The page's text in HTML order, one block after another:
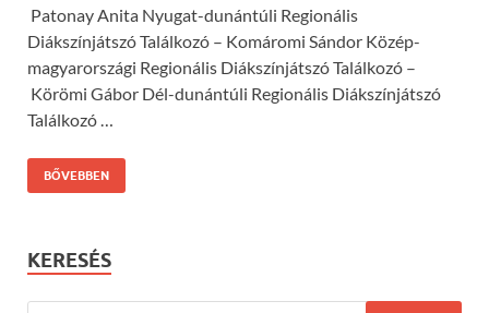
Patonay Anita Nyugat-dunántúli Regionális
Diákszínjátszó Találkozó – Komáromi Sándor Közép-
magyarországi Regionális Diákszínjátszó Találkozó –
Körömi Gábor Dél-dunántúli Regionális Diákszínjátszó
Találkozó …
BŐVEBBEN
KERESÉS